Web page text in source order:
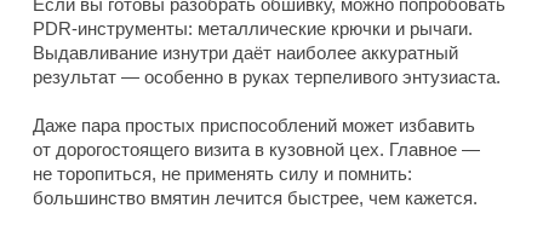
Если вы готовы разобрать обшивку, можно попробовать
PDR-инструменты: металлические крючки и рычаги.
Выдавливание изнутри даёт наиболее аккуратный
результат — особенно в руках терпеливого энтузиаста.
Даже пара простых приспособлений может избавить
от дорогостоящего визита в кузовной цех. Главное —
не торопиться, не применять силу и помнить:
большинство вмятин лечится быстрее, чем кажется.